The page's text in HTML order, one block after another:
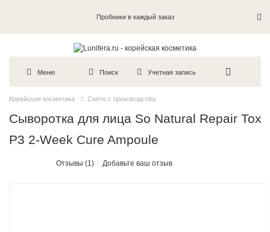
Пробники в каждый заказ
Меню Поиск Учетная запись
Корейская косметика Снято с производства
Сыворотка для лица So Natural Repair Tox
P3 2-Week Cure Ampoule
Отзывы (1) Добавьте ваш отзыв